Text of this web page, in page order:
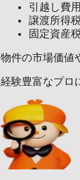
引越し費
譲渡所得
固定資産
物件の市場価値
経験豊富なプロ